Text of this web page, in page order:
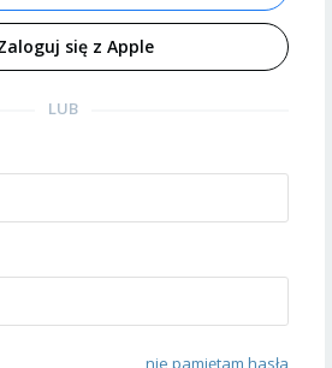
się z Apple
LUB
nie pamiętam hasła